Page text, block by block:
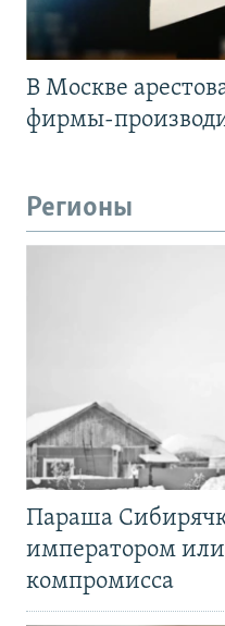
В Москве
фирмы-
Регионы
Параша
императором или
компромисса